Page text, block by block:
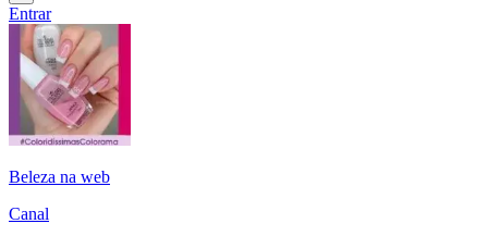
Entrar
Beleza na web
Canal